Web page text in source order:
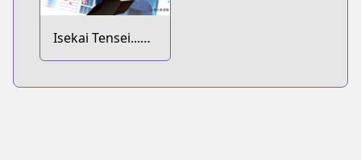
Isekai Tensei...
saretenee!